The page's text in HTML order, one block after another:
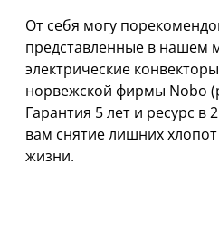
От себя могу
представленные в нашем
электрические
норвежской фирмы Nobo
Гарантия 5 лет и ресурс в
вам снятие лишних
жизни.